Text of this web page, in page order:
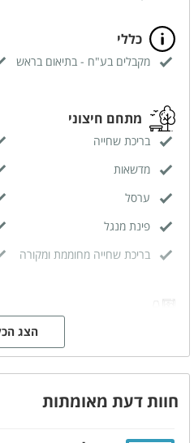
כללי
מקבלים בע"ח - בתיאום בראש
מתחם חיצוני
בריכת שחייה
מדשאות
ערסל
פינת מנגל
בריכת שחייה מחוממת ומקורה
מסך טלויזיה LCD
הצג
חוות דעת מאומתות